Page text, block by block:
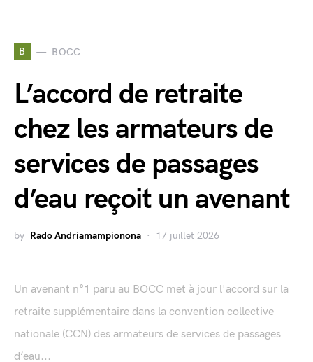
B BOCC
L’accord de retraite
chez les armateurs de
services de passages
d’eau reçoit un avenant
by Rado Andriamampionona 17 juillet 2026
Un avenant n°1 paru au BOCC met à jour l'accord sur la
retraite supplémentaire dans la convention collective
nationale (CCN) des armateurs de services de passages
d’eau...